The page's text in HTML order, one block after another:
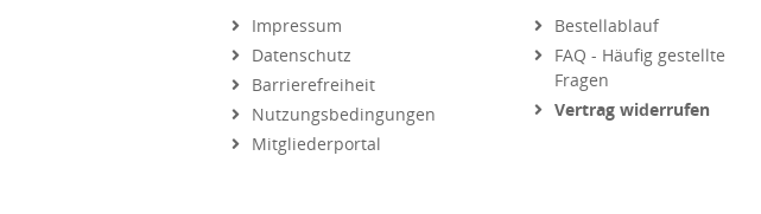
Impressum
Datenschutz
Barrierefreiheit
Nutzungsbedingungen
Mitgliederportal
Bestellablauf
FAQ - Häufig gestellte
Fragen
Vertrag widerrufen